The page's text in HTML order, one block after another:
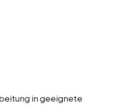
in geeignete